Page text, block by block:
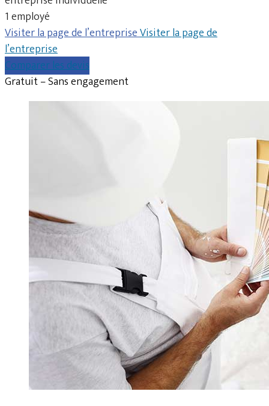
1 employé
Visiter la page de l’entrepriseVisiter la page de
l’entreprise
Comparer les devis
Gratuit – Sans engagement